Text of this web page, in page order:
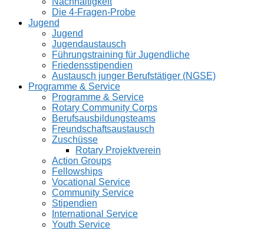
Die 4-Fragen-Probe
Jugend
Jugend
Jugendaustausch
Führungstraining für Jugendliche
Friedensstipendien
Austausch junger Berufstätiger (NGSE)
Programme & Service
Programme & Service
Rotary Community Corps
Berufsausbildungsteams
Freundschaftsaustausch
Zuschüsse
Rotary Projektverein
Action Groups
Fellowships
Vocational Service
Community Service
Stipendien
International Service
Youth Service